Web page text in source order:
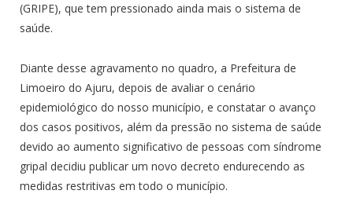
(GRIPE), que tem pressionado ainda mais o sistema de
saúde.
Diante desse agravamento no quadro, a Prefeitura de
Limoeiro do Ajuru, depois de avaliar o cenário
epidemiológico do nosso município, e constatar o avanço
dos casos positivos, além da pressão no sistema de saúde
devido ao aumento significativo de pessoas com síndrome
gripal decidiu publicar um novo decreto endurecendo as
medidas restritivas em todo o município.